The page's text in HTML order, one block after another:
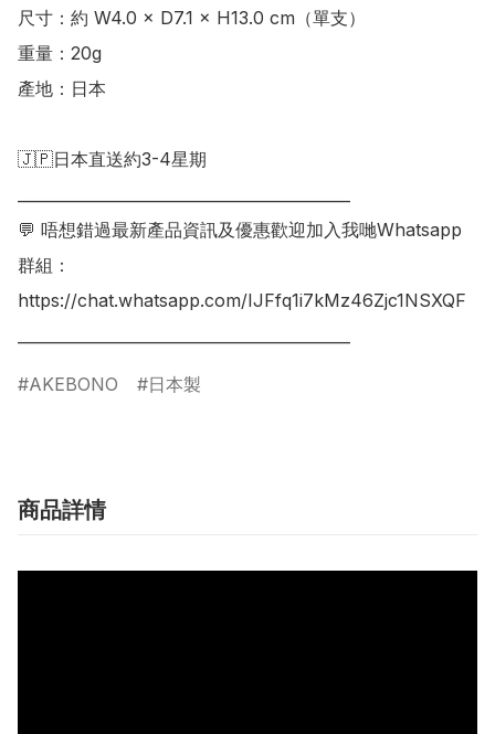
尺寸：約 W4.0 × D7.1 × H13.0 cm（單支）
重量：20g
產地：日本
🇯🇵日本直送約3-4星期
💬 唔想錯過最新產品資訊及優惠歡迎加入我哋Whatsapp
群組：
https://chat.whatsapp.com/IJFfq1i7kMz46Zjc1NSXQF
AKEBONO 日本製
商品詳情